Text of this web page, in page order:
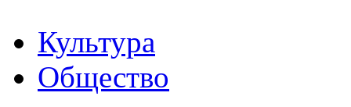
Культура
Общество